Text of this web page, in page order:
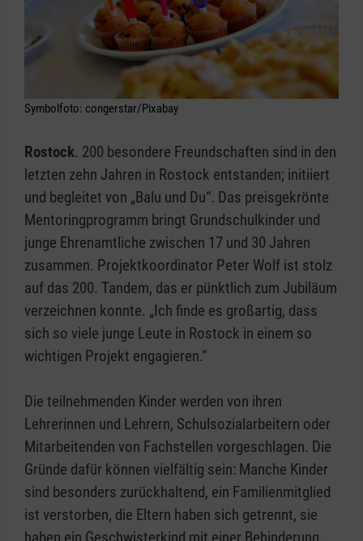
Symbolfoto: congerstar/Pixabay
Rostock. 200 besondere Freundschaften sind in den
letzten zehn Jahren in Rostock entstanden; initiiert
und begleitet von „Balu und Du“. Das preisgekrönte
Mentoringprogramm bringt Grundschulkinder und
junge Ehrenamtliche zwischen 17 und 30 Jahren
zusammen. Projektkoordinator Peter Wolf ist stolz
auf das 200. Tandem, das er pünktlich zum Jubiläum
verzeichnen konnte. „Ich finde es großartig, dass
sich so viele junge Leute in Rostock in einem so
wichtigen Projekt engagieren.“
Die teilnehmenden Kinder werden von ihren
Lehrerinnen und Lehrern, Schulsozialarbeitern oder
Mitarbeitenden von Fachstellen vorgeschlagen. Die
Gründe dafür können vielfältig sein: Manche Kinder
sind besonders zurückhaltend, ein Familienmitglied
ist verstorben, die Eltern haben sich getrennt, sie